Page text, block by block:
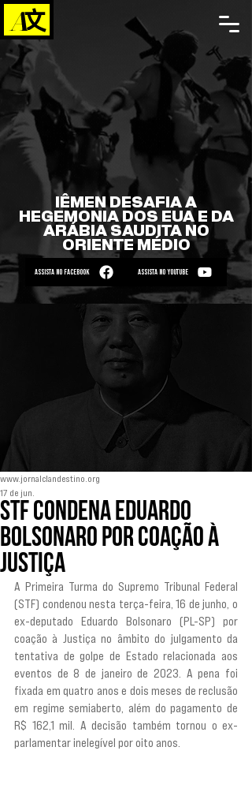
IÊMEN DESAFIA A
HEGEMONIA DOS EUA E DA
ARÁBIA SAUDITA NO
ORIENTE MÉDIO
ASSISTA NO FACEBOOK ASSISTA NO YOUTUBE
STF condena Eduardo
Bolsonaro por coação à
Justiça
www.jornalclandestino.org
17 de jun.
A Primeira Turma do Supremo Tribunal Federal
(STF) condenou nesta terça-feira, 16 de junho, o
ex-deputado Eduardo Bolsonaro (PL-SP) por
coação à Justiça no âmbito do julgamento da
tentativa de golpe de Estado relacionada aos
eventos de 8 de janeiro de 2023. A pena foi
fixada em quatro anos e dois meses de reclusão
em regime semiaberto, além do pagamento de
R$ 162,1 mil. A decisão também tornou o ex-
parlamentar inelegível por oito anos.